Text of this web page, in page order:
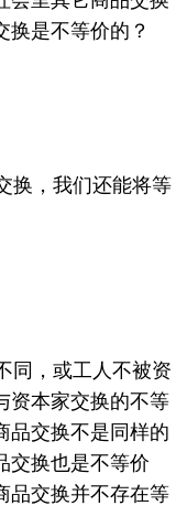
换是不等价的？
换，我们还能将等
同，或工人不被资
资本家交换的不等
品交换不是同样的
交换也是不等价
品交换并不存在等